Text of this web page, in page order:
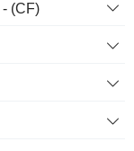
(CF)